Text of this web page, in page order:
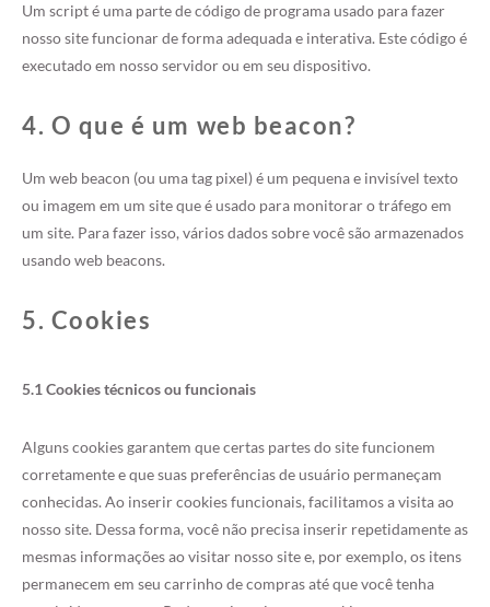
Um script é uma parte de código de programa usado para fazer
nosso site funcionar de forma adequada e interativa. Este código é
executado em nosso servidor ou em seu dispositivo.
4. O que é um web beacon?
Um web beacon (ou uma tag pixel) é um pequena e invisível texto
ou imagem em um site que é usado para monitorar o tráfego em
um site. Para fazer isso, vários dados sobre você são armazenados
usando web beacons.
5. Cookies
5.1 Cookies técnicos ou funcionais
Alguns cookies garantem que certas partes do site funcionem
corretamente e que suas preferências de usuário permaneçam
conhecidas. Ao inserir cookies funcionais, facilitamos a visita ao
nosso site. Dessa forma, você não precisa inserir repetidamente as
mesmas informações ao visitar nosso site e, por exemplo, os itens
permanecem em seu carrinho de compras até que você tenha